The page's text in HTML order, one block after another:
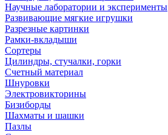
Научные лаборатории и эксперименты
Развивающие мягкие игрушки
Разрезные картинки
Рамки-вкладыши
Сортеры
Цилиндры, стучалки, горки
Счетный материал
Шнуровки
Электровикторины
Бизиборды
Шахматы и шашки
Пазлы